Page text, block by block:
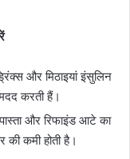
और मिठाइयां इंसुलिन
करती हैं।
और रिफाइंड आटे का
की कमी होती है।